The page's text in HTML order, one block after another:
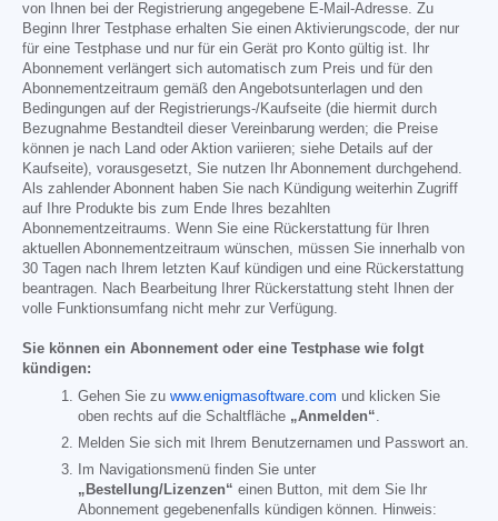
von Ihnen bei der Registrierung angegebene E-Mail-Adresse. Zu
Beginn Ihrer Testphase erhalten Sie einen Aktivierungscode, der nur
für eine Testphase und nur für ein Gerät pro Konto gültig ist. Ihr
Abonnement verlängert sich automatisch zum Preis und für den
Abonnementzeitraum gemäß den Angebotsunterlagen und den
Bedingungen auf der Registrierungs-/Kaufseite (die hiermit durch
Bezugnahme Bestandteil dieser Vereinbarung werden; die Preise
können je nach Land oder Aktion variieren; siehe Details auf der
Kaufseite), vorausgesetzt, Sie nutzen Ihr Abonnement durchgehend.
Als zahlender Abonnent haben Sie nach Kündigung weiterhin Zugriff
auf Ihre Produkte bis zum Ende Ihres bezahlten
Abonnementzeitraums. Wenn Sie eine Rückerstattung für Ihren
aktuellen Abonnementzeitraum wünschen, müssen Sie innerhalb von
30 Tagen nach Ihrem letzten Kauf kündigen und eine Rückerstattung
beantragen. Nach Bearbeitung Ihrer Rückerstattung steht Ihnen der
volle Funktionsumfang nicht mehr zur Verfügung.
Sie können ein Abonnement oder eine Testphase wie folgt
kündigen:
Gehen Sie zu www.enigmasoftware.com und klicken Sie
oben rechts auf die Schaltfläche „Anmelden“
Melden Sie sich mit Ihrem Benutzernamen und Passwort an.
Im Navigationsmenü finden Sie unter
„Bestellung/Lizenzen“ einen Button, mit dem Sie Ihr
Abonnement gegebenenfalls kündigen können. Hinweis: